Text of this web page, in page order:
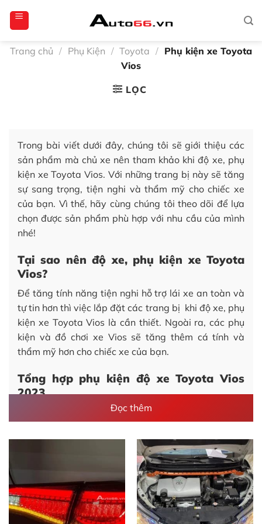
qua
dungTrang chủ / Phụ Kiện / Toyota / Phụ kiện xe Toyota
Vios
LỌC
Trong bài viết dưới đây, chúng tôi sẽ giới thiệu các
sản phẩm mà chủ xe nên tham khảo khi độ xe, phụ
kiện xe Toyota Vios. Với những trang bị này sẽ tăng
sự sang trọng, tiện nghi và thẩm mỹ cho chiếc xe
của bạn. Vì thế, hãy cùng chúng tôi theo dõi để lựa
chọn được sản phẩm phù hợp với nhu cầu của mình
nhé!
Tại sao nên độ xe, phụ kiện xe Toyota
Vios?
Để tăng tính năng tiện nghi hỗ trợ lái xe an toàn và
tự tin hơn thì việc lắp đặt các trang bị khi độ xe, phụ
kiện xe Toyota Vios là cần thiết. Ngoài ra, các phụ
kiện và đồ chơi xe Vios sẽ tăng thêm cá tính và
thẩm mỹ hơn cho chiếc xe của bạn.
Tổng hợp phụ kiện độ xe Toyota Vios
2023
Độ cảm Lexus cho xe Toyota Vios 2023
hiện đại và đẳng cấp hơn cho xe Toyota Vios. Từ đó
đem đến cho người sử dụng có được trải nghiệm
vượt trội so với nguyên bản. Vì vậy, các chủ xe có
thể tham khảo độ cản Lexus khi độ xe, phụ kiện xe
Toyota Vios.
Đọc thêm